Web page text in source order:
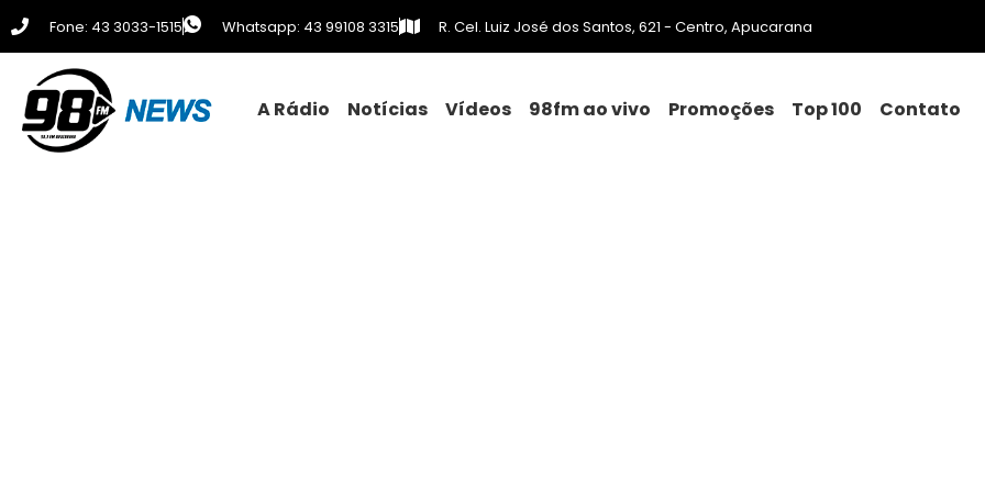
Fone: 43 3033-1515 Whatsapp: 43 99108 3315 R. Cel. Luiz José dos Santos, 621 - Centro, Apucarana
A Rádio Notícias Vídeos 98fm ao vivo Promoções Top 100 Contato